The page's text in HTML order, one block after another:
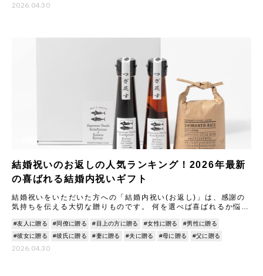
2026.04.30
結婚祝いのお返しの人気ランキング！2026年最新
の喜ばれる結婚内祝いギフト
結婚祝いをいただいた方への「結婚内祝い(お返し)」は、感謝の
気持ちを伝える大切な贈りものです。 何を選べば喜ばれるか悩む
#友人に贈る #同僚に贈る #目上の方に贈る #女性に贈る
#男性に贈る
#彼女に贈る
#彼氏に贈る #妻に贈る #夫に贈る #母に贈る #父に贈る
2026.04.30